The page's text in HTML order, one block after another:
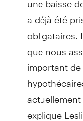
a déjà été
obligataires.
que nous
important
explique